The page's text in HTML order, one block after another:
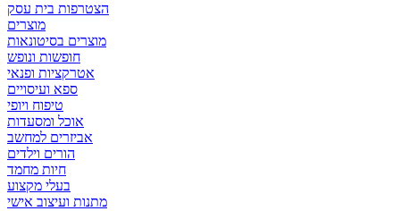
הצטרפות בית עסק
מוצרים
מוצרים בסיטונאות
חופשות ונופש
אטרקציות ופנאי
ספא ועיסויים
טיפוח ויופי
אוכל ומסעדות
אביזרים למחשב
הורים וילדים
חיות מחמד
בעלי מקצוע
מתנות ועיצוב אישי